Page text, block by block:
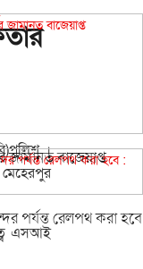
পুলিশ ।
এসআই
জামানত বাজেয়াপ্ত
পর্যন্ত রেলপথ করা হবে